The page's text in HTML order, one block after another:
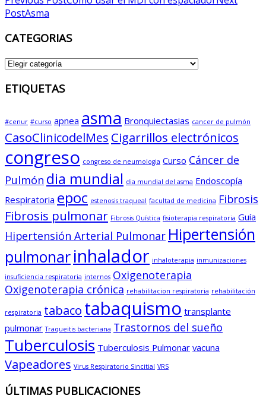
navigation
PostAsma
CATEGORIAS
CATEGORIAS
ETIQUETAS
#cenur #curso apnea asma Bronquiectasias cancer de pulmón
CasoClinicodelMes Cigarrillos electrónicos
congreso congreso de neumologia Curso Cáncer de
Pulmón dia mundial dia mundial del asma Endoscopía
Respiratoria epoc estenosis traqueal facultad de medicina Fibrosis
Fibrosis pulmonar Fibrosis Quística fisioterapia respiratoria Guía
Hipertensión Arterial Pulmonar Hipertensión
pulmonarinhalador inhaloterapia inmunizaciones
insuficiencia respiratoria internos Oxigenoterapia
Oxigenoterapia crónica rehabilitacion respiratoria rehabilitación
respiratoria tabaco tabaquismo transplante
pulmonar Traqueitis bacteriana Trastornos del sueño
Tuberculosis Tuberculosis Pulmonar vacuna
Vapeadores Virus Respiratorio Sincitial VRS
ÚLTIMAS PUBLICACIONES